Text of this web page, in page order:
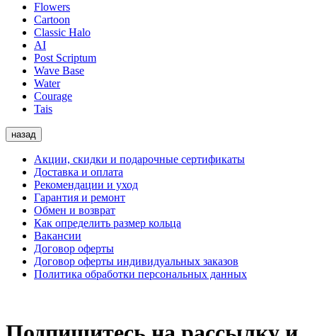
Flowers
Cartoon
Classic Halo
AI
Post Scriptum
Wave Base
Water
Courage
Tais
назад
Акции, скидки и подарочные сертификаты
Доставка и оплата
Рекомендации и уход
Гарантия и ремонт
Обмен и возврат
Как определить размер кольца
Вакансии
Договор оферты
Договор оферты индивидуальных заказов
Политика обработки персональных данных